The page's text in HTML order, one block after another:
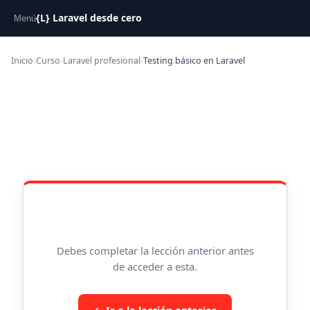
Menú{L} Laravel desde cero
Inicio›Curso›Laravel profesional›Testing básico en Laravel
Debes completar la lección anterior antes
de acceder a esta.